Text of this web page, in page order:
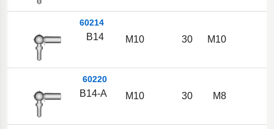
60214
B14 M10 30 M10
60220
B14-A M10 30 M8